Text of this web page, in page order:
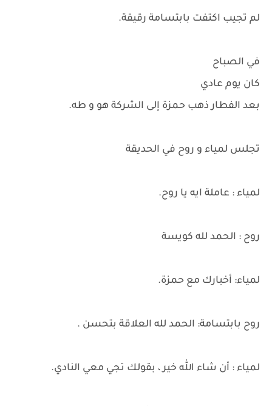
لم تجيب اكتفت بابتسامة رقيقة.
في الصباح
كان يوم عادي
بعد الفطار ذهب حمزة إلى الشركة هو و طه.
تجلس لمياء و روح في الحديقة
لمياء : عاملة ايه يا روح.
روح : الحمد لله كويسة
لمياء: أخبارك مع حمزة.
روح بابتسامة: الحمد لله العلاقة بتحسن .
لمياء : أن شاء الله خير ، بقولك تجي معي النادي.